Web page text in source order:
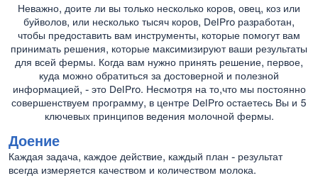
Неважно, доите ли вы только несколько коров, овец, коз или
буйволов, или несколько тысяч коров, DelPro разработан,
чтобы предоставить вам инструменты, которые помогут вам
принимать решения, которые максимизируют ваши результаты
для всей фермы. Когда вам нужно принять решение, первое,
куда можно обратиться за достоверной и полезной
информацией, - это DelPro. Несмотря на то,что мы постоянно
совершенствуем программу, в центре DelPro остаетесь Вы и 5
ключевых принципов ведения молочной фермы.
Доение
Каждая задача, каждое действие, каждый план - результат
всегда измеряется качеством и количеством молока.